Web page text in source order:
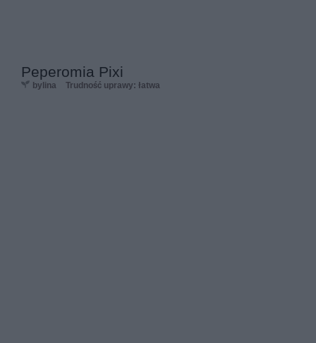
Peperomia Pixi
bylina Trudność uprawy: łatwa